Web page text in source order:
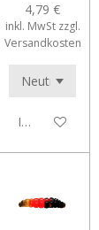
4,79 €
inkl. MwSt zzgl.
Versandkosten
In den